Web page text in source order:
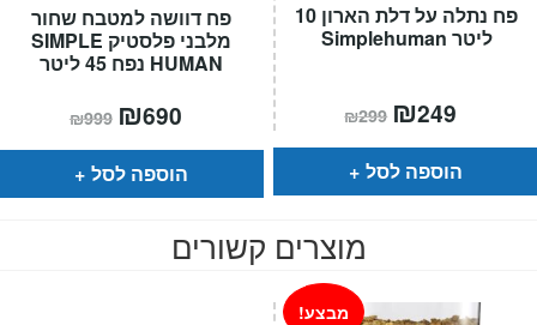
פח דוושה למטבח שחור
מלבני פלסטיק SIMPLE
HUMAN נפח 45 ליטר
₪999 המחיר
המקורי
היה:
₪999.
₪690
הוא:
הוספה לסל
פח נתלה על דלת הארון 10
ליטר Simplehuman
₪299 המחיר
המקורי
היה:
₪299.
₪249
הוא:
הוספה לסל
מוצרים קשורים
מבצע!